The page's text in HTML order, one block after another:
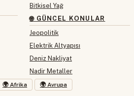
Bitkisel Yağ
🌐 GÜNCEL KONULAR
Jeopolitik
Elektrik Altyapısı
Deniz Nakliyat
Nadir Metaller
🌍 Afrika 🌍 Avrupa